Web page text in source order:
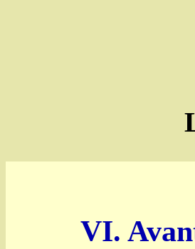
VI.